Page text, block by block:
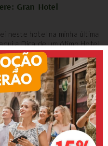
Gran Hotel
neste hotel na minha última
a Dica de um ótimo Hotel...
MAIS